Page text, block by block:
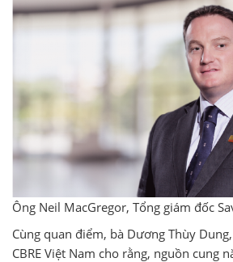
Ông Neil MacGregor, Tổng giám đốc
Cùng quan điểm, bà Dương Thùy
CBRE Việt Nam cho rằng, nguồn cung